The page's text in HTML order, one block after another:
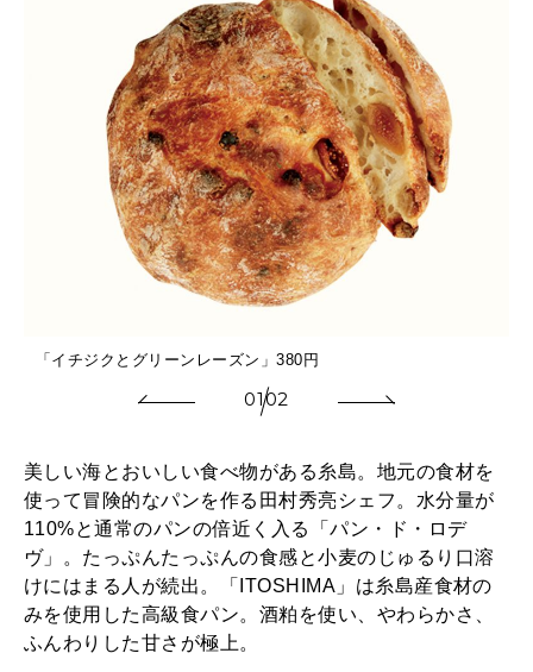
2026年5月号「“大好き”に出会いに。韓国」
2026年4月号「未来をつくる、学びの教科書。」
2026年3月号「スイーツ予想図 2026」
2026年2月号「良運を掴む 新・開運術。」
2026年1月号「猫がいれば、幸せ」
2025年12月号「お酒の新常識。」
FOLLOW US!
「イチジクとグリーンレーズン」380円
0102
美しい海とおいしい食べ物がある糸島。地元の食材を
使って冒険的なパンを作る田村秀亮シェフ。水分量が
110%と通常のパンの倍近く入る「パン・ド・ロデ
ヴ」。たっぷんたっぷんの食感と小麦のじゅるり口溶
けにはまる人が続出。「ITOSHIMA」は糸島産食材の
みを使用した高級食パン。酒粕を使い、やわらかさ、
ふんわりした甘さが極上。